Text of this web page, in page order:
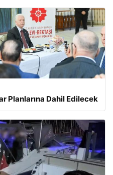
Planlarına Dahil Edilecek